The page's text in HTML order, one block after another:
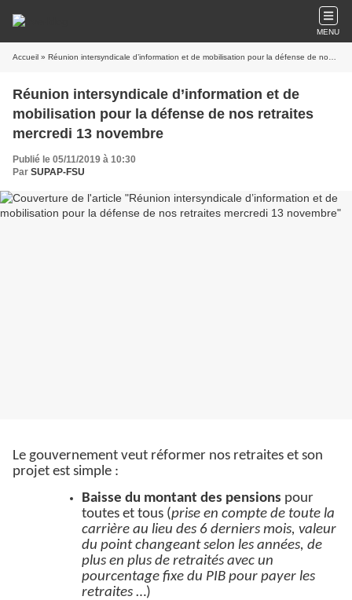
MENU
Accueil » Réunion intersyndicale d’information et de mobilisation pour la défense de nos retraites mercredi 13 novembre
Réunion intersyndicale d’information et de
mobilisation pour la défense de nos retraites
mercredi 13 novembre
Publié le 05/11/2019 à 10:30
Par SUPAP-FSU
Le gouvernement veut réformer nos retraites et son
projet est simple :
Baisse du montant des pensions pour
toutes et tous (prise en compte de toute la
carrière au lieu des 6 derniers mois, valeur
du point changeant selon les années, de
plus en plus de retraités avec un
pourcentage fixe du PIB pour payer les
retraites …)